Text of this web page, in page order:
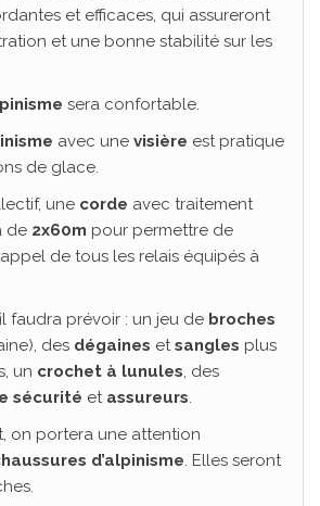
et efficaces, qui assureront
et une bonne stabilité sur les
sera confortable.
avec une visière est pratique
de glace.
une corde avec traitement
de 2x60m pour permettre de
de tous les relais équipés à
il faudra prévoir : un jeu de broches
des dégaines etsangles plus
un crochet à lunules, des
sécurité et assureurs.
on portera une attention
d’alpinisme. Elles seront